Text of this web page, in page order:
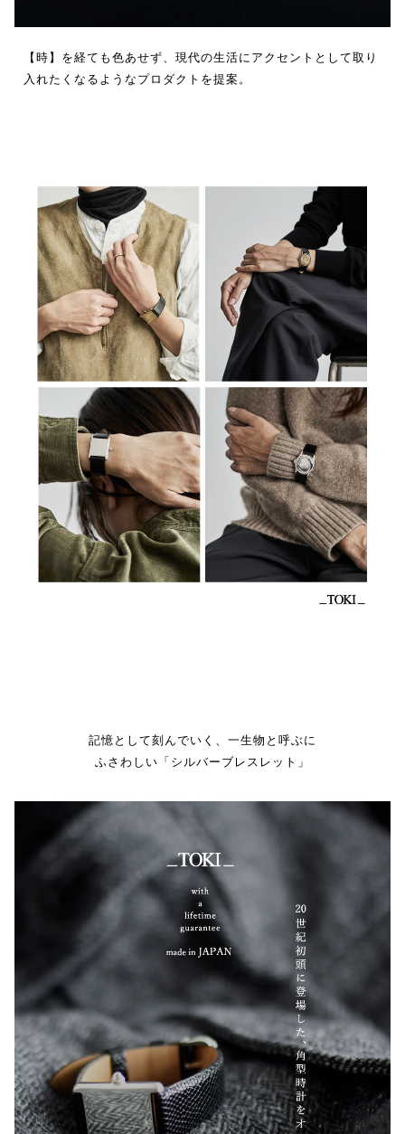
【時】を経ても色あせず、現代の生活にアクセントとして取り
入れたくなるようなプロダクトを提案。
記憶として刻んでいく、一生物と呼ぶに
ふさわしい「シルバーブレスレット」